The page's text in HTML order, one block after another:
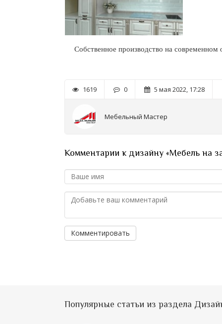
Собственное производство на современном
1619 0 5 мая 2022, 17:28
Мебельный Мастер
Комментарии к дизайну «Мебель на
Комментировать
Популярные статьи из раздела